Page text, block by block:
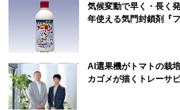
気候変動で早く・長く
年使える気門封鎖剤『フ
AI選果機がトマトの栽
カゴメが描くトレーサ